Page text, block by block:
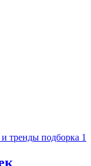
тренды подборка 1